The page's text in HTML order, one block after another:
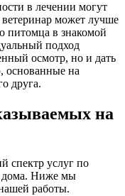
в лечении могут
ветеринар может лучше
питомца в знакомой
подход
осмотр, но и дать
основанные на
друга.
на
спектр услуг по
дома. Ниже мы
работы.